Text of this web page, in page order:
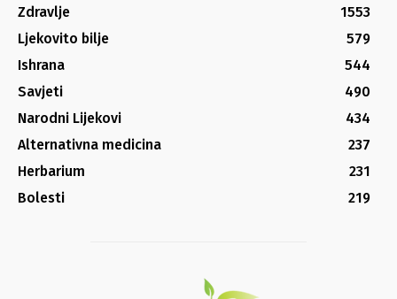
Zdravlje
1553
Ljekovito bilje
579
Ishrana
544
Savjeti
490
Narodni Lijekovi
434
Alternativna medicina
237
Herbarium
231
Bolesti
219